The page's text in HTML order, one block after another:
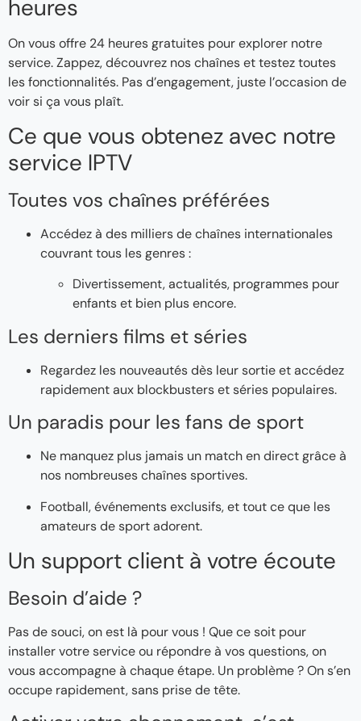
heures
On vous offre 24 heures gratuites pour explorer notre
service. Zappez, découvrez nos chaînes et testez toutes
les fonctionnalités. Pas d’engagement, juste l’occasion de
voir si ça vous plaît.
Ce que vous obtenez avec notre
service IPTV
Toutes vos chaînes préférées
Accédez à des milliers de chaînes internationales
couvrant tous les genres :
Divertissement, actualités, programmes pour
enfants et bien plus encore.
Les derniers films et séries
Regardez les nouveautés dès leur sortie et accédez
rapidement aux blockbusters et séries populaires.
Un paradis pour les fans de sport
Ne manquez plus jamais un match en direct grâce à
nos nombreuses chaînes sportives.
Football, événements exclusifs, et tout ce que les
amateurs de sport adorent.
Un support client à votre écoute
Besoin d’aide ?
Pas de souci, on est là pour vous ! Que ce soit pour
installer votre service ou répondre à vos questions, on
vous accompagne à chaque étape. Un problème ? On s’en
occupe rapidement, sans prise de tête.